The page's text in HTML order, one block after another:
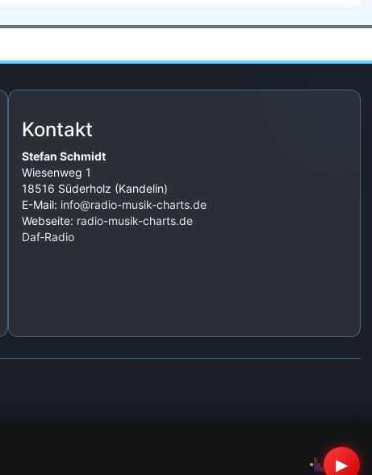
Kontakt
Stefan Schmidt
Wiesenweg 1
18516 Süderholz (Kandelin)
E-Mail: info@radio-musik-charts.de
Webseite: radio-musik-charts.de
Daf‑Radio
• ▶